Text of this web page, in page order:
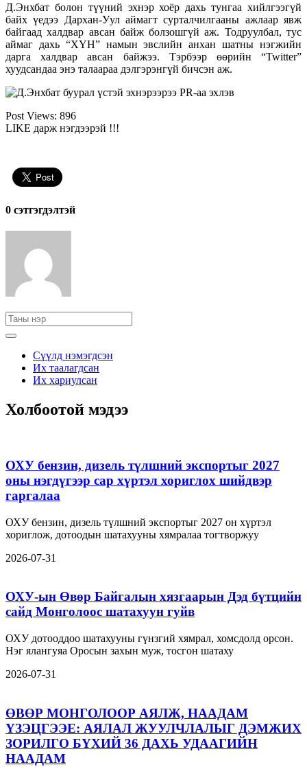
Д.Энхбат болон түүний эхнэр хоёр дахь тунгаа хийлгээгүй
байх үедээ Дархан-Уул аймагт сурталчилгааны ажлаар явж
байгаад халдвар авсан байж болзошгүй аж. Тодруулбал, тус
аймаг дахь “ХҮН” намын эвслийн анхан шатны нэгжийн
дарга халдвар авсан байжээ. Тэрбээр өөрийн “Twitter”
хуудсандаа энэ талаараа дэлгэрэнгүй бичсэн аж.
Post Views: 896
LIKE дарж нэгдээрэй !!!
0 cэтгэгдэлтэй
Сүүлд нэмэгдсэн
Их таалагдсан
Их хариулсан
Холбоотой мэдээ
ОХУ бензин, дизель түлшний экспортыг 2027
оны нэгдүгээр сар хүртэл хориглох шийдвэр
гаргалаа
ОХУ бензин, дизель түлшний экспортыг 2027 он хүртэл
хориглож, дотоодын шатахууны хямралаа тогтворжуу
2026-07-31
ОХУ-ын Өвөр Байгалын хязгаарын Дэд бүтцийн
сайд Монголоос шатахуун гуйв
ОХУ дотооддоо шатахууны гүнзгий хямрал, хомсдолд орсон.
Нэг ялангуяа Оросын захын муж, тосгон шатаху
2026-07-31
ӨВӨР МОНГОЛООР АЯЛЖ, НААДАМ
ҮЗЭЦГЭЭЕ: АЯЛАЛ ЖУУЛЧЛАЛЫГ ДЭМЖИХ
ЗОРИЛГО БҮХИЙ 36 ДАХЬ УДААГИЙН
НААДАМ